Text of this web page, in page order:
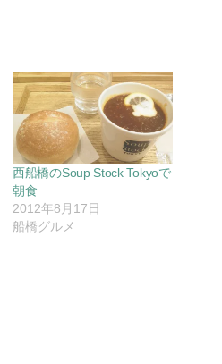
西船橋のSoup Stock Tokyoで
朝食
2012年8月17日
船橋グルメ